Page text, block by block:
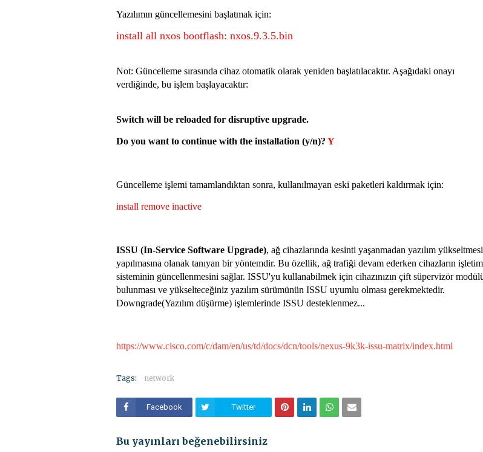
Yazılımın güncellemesini başlatmak için:
install all nxos bootflash: nxos.9.3.5.bin
Not: Güncelleme sırasında cihaz otomatik olarak yeniden başlatılacaktır. Aşağıdaki onayı
verdiğinde, bu işlem başlayacaktır:
Switch will be reloaded for disruptive upgrade.
Do you want to continue with the installation (y/n)? Y
Güncelleme işlemi tamamlandıktan sonra, kullanılmayan eski paketleri kaldırmak için:
install remove inactive
ISSU (In-Service Software Upgrade), ağ cihazlarında kesinti yaşanmadan yazılım yükseltmesi
yapılmasına olanak tanıyan bir yöntemdir. Bu özellik, ağ trafiği devam ederken cihazların işletim
sisteminin güncellenmesini sağlar. ISSU'yu kullanabilmek için cihazınızın çift süpervizör
bulunması ve yükselteceğiniz yazılım sürümünün ISSU uyumlu olması gerekmektedir.
Downgrade(Yazılım düşürme) işlemlerinde ISSU desteklenmez...
https://www.cisco.com/c/dam/en/us/td/docs/dcn/tools/nexus-9k3k-issu-matrix/index.html
Tags: network
Facebook Twitter
Bu yayınları beğenebilirsiniz